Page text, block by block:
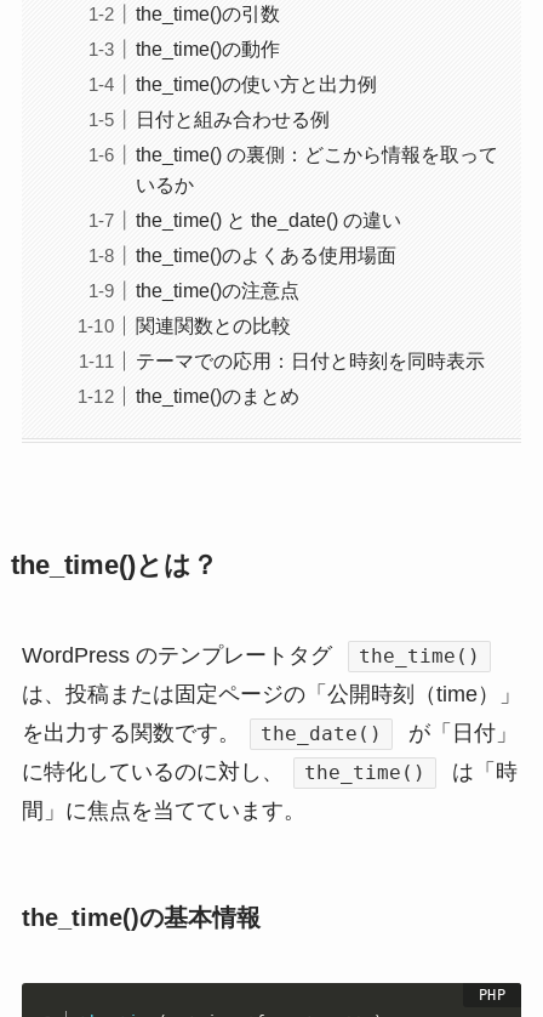
the_time()の引数
the_time()の動作
the_time()の使い方と出力例
日付と組み合わせる例
the_time() の裏側：どこから情報を取って
いるか
the_time() と the_date() の違い
the_time()のよくある使用場面
the_time()の注意点
関連関数との比較
テーマでの応用：日付と時刻を同時表示
the_time()のまとめ
the_time()とは？
WordPress のテンプレートタグ the_time()
は、投稿または固定ページの「公開時刻（time）」
を出力する関数です。
the_date()
が「日付」
に特化しているのに対し、
the_time()
は「時
間」に焦点を当てています。
the_time()の基本情報